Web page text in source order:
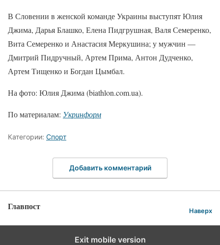
В Словении в женской команде Украины выступят Юлия
Джима, Дарья Блашко, Елена Пидгрушная, Валя Семеренко,
Вита Семеренко и Анастасия Меркушина; у мужчин —
Дмитрий Пидручный, Артем Прима, Антон Дудченко,
Артем Тищенко и Богдан Цымбал.
На фото: Юлия Джима (biathlon.com.ua).
По материалам: Укринформ
Категории: Спорт
Добавить комментарий
Главпост Наверх
Exit mobile version